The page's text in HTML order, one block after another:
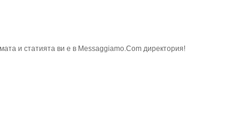
и статията ви е в Messaggiamo.Com директория!